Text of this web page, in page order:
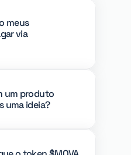
meus
via
um produto
uma ideia?